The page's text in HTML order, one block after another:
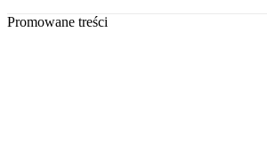
Promowane treści